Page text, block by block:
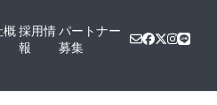
概採用情
報
パートナー
募集